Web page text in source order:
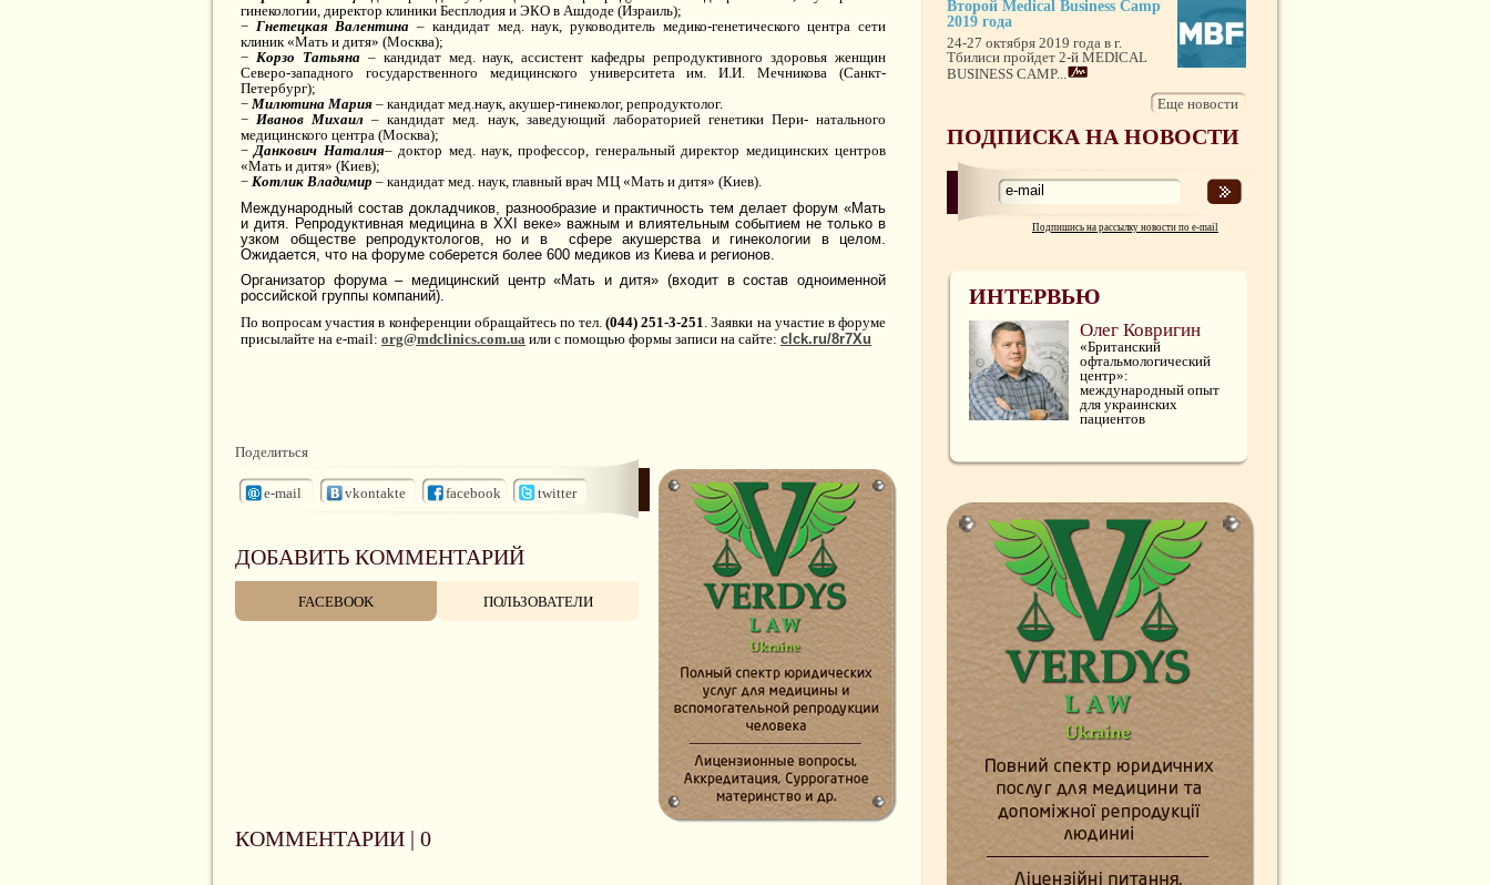
гинекологии, директор клиники Бесплодия и ЭКО в Ашдоде (Израиль);
− Гнетецкая Валентина – кандидат мед. наук, руководитель медико-генетического центра сети
клиник «Мать и дитя» (Москва);
− Корзо Татьяна – кандидат мед. наук, ассистент кафедры репродуктивного здоровья женщин
Северо-западного государственного медицинского университета им. И.И. Мечникова (Санкт-
Петербург);
− Милютина Мария – кандидат мед наук, акушер-гинеколог, репродуктолог.
− Иванов Михаил –кандидат мед. наук, заведующий лабораторией генетики Пери- натального
медицинского центра (Москва);
− Данкович Наталия– доктор мед. наук, профессор, генеральный директор медицинских центров
«Мать и дитя» (Киев);
− Котлик Владимир – кандидат мед. наук, главный врач МЦ «Мать и дитя» (Киев).
Международный состав докладчиков, разнообразие и практичность тем делает форум «Мать
и дитя. Репродуктивная медицина в XXI веке» важным и влиятельным событием не только в
узком обществе репродуктологов, но и в сфере акушерства и гинекологии в целом.
Ожидается, что на форуме соберется более 600 медиков из Киева и регионов.
Организатор форума– медицинский центр «Мать и дитя» (входит в состав одноименной
российской группы компаний).
По вопросам участия в конференции обращайтесь по тел.(044) 251-3-251 .Заявки на участие в форуме
присылайте на e-mail: org@mdclinics.com.ua или с помощью формы записи на сайте: clck.ru/8r7Xu
Поделиться
e-mail vkontakte facebook twitter
ДОБАВИТЬ КОММЕНТАРИЙ
FACEBOOK ПОЛЬЗОВАТЕЛИ
КОММЕНТАРИИ | 0
Второй Medical Business Camp
2019 года
24-27 октября 2019 года в г.
Тбилиси пройдет 2-й MEDICAL
BUSINESS CAMP...
Еще новости
ПОДПИСКА НА НОВОСТИ
Подпишись на рассылку новости по e-mail
ИНТЕРВЬЮ
Олег Ковригин
«Британский
офтальмологический
центр»:
международный опыт
для украинских
пациентов